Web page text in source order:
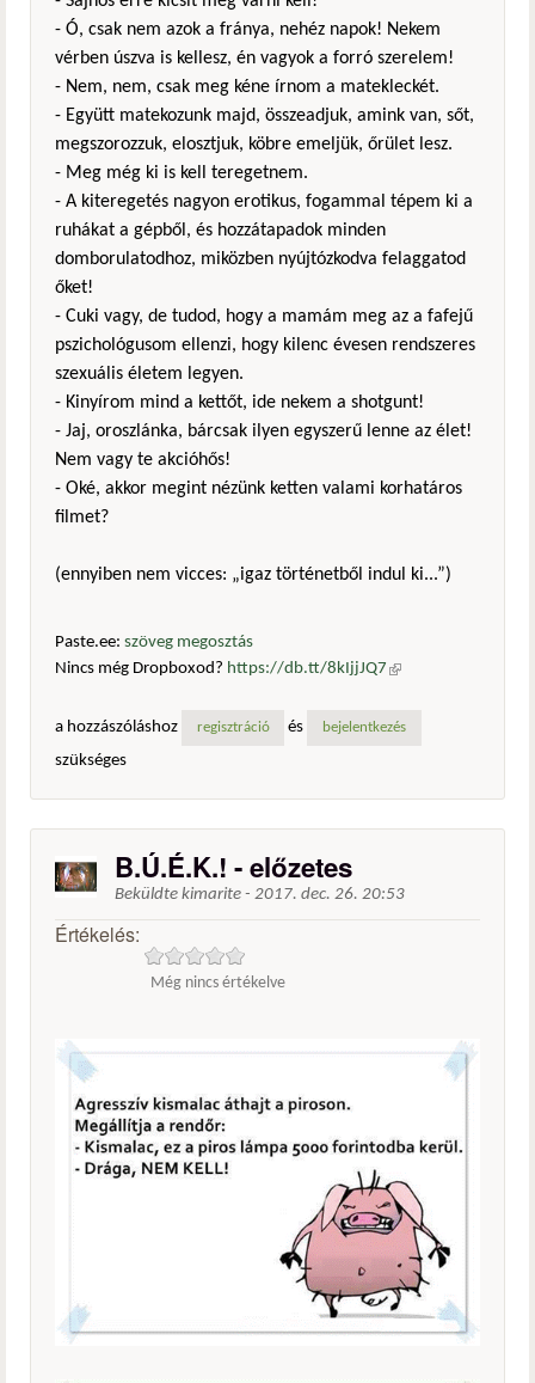
- Ó, csak nem azok a fránya, nehéz napok! Nekem
vérben úszva is kellesz, én vagyok a forró szerelem!
- Nem, nem, csak meg kéne írnom a matekleckét.
- Együtt matekozunk majd, összeadjuk, amink van, sőt,
megszorozzuk, elosztjuk, köbre emeljük, őrület lesz.
- Meg még ki is kell teregetnem.
- A kiteregetés nagyon erotikus, fogammal tépem ki a
ruhákat a gépből, és hozzátapadok minden
domborulatodhoz, miközben nyújtózkodva felaggatod
őket!
- Cuki vagy, de tudod, hogy a mamám meg az a fafejű
pszichológusom ellenzi, hogy kilenc évesen rendszeres
szexuális életem legyen.
- Kinyírom mind a kettőt, ide nekem a shotgunt!
- Jaj, oroszlánka, bárcsak ilyen egyszerű lenne az élet!
Nem vagy te akcióhős!
- Oké, akkor megint nézünk ketten valami korhatáros
filmet?
(ennyiben nem vicces: „igaz történetből indul ki...”)
Paste.ee: szöveg megosztás
Nincs még Dropboxod? https://db.tt/8kIjjJQ7 (külső
a hozzászóláshoz
regisztráció és bejelentkezés
szükséges
B.Ú.É.K.! - előzetes
Beküldte kimarite - 2017. dec. 26. 20:53
Értékelés:
Még nincs értékelve